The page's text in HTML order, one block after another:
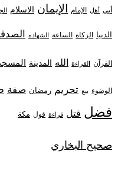
أبي أهل الإمام الإيمان الاسلام
الدنيا الزكاة الساعة الشهاده
القرآن القراءة الله المدينة
الوضوء بيع تحريم رمضان صفة
فضل قتل قراءة قول مكة
صحيح البخاري